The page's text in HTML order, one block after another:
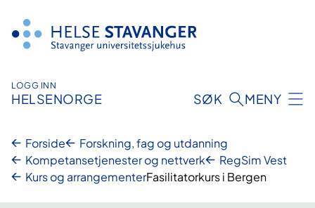
innhold
LOGG INN
HELSENORGE SØK MENY
Forside
Forskning, fag og utdanning
Kompetansetjenester og nettverk
RegSim Vest
Kurs og arrangementerFasilitatorkurs i Bergen